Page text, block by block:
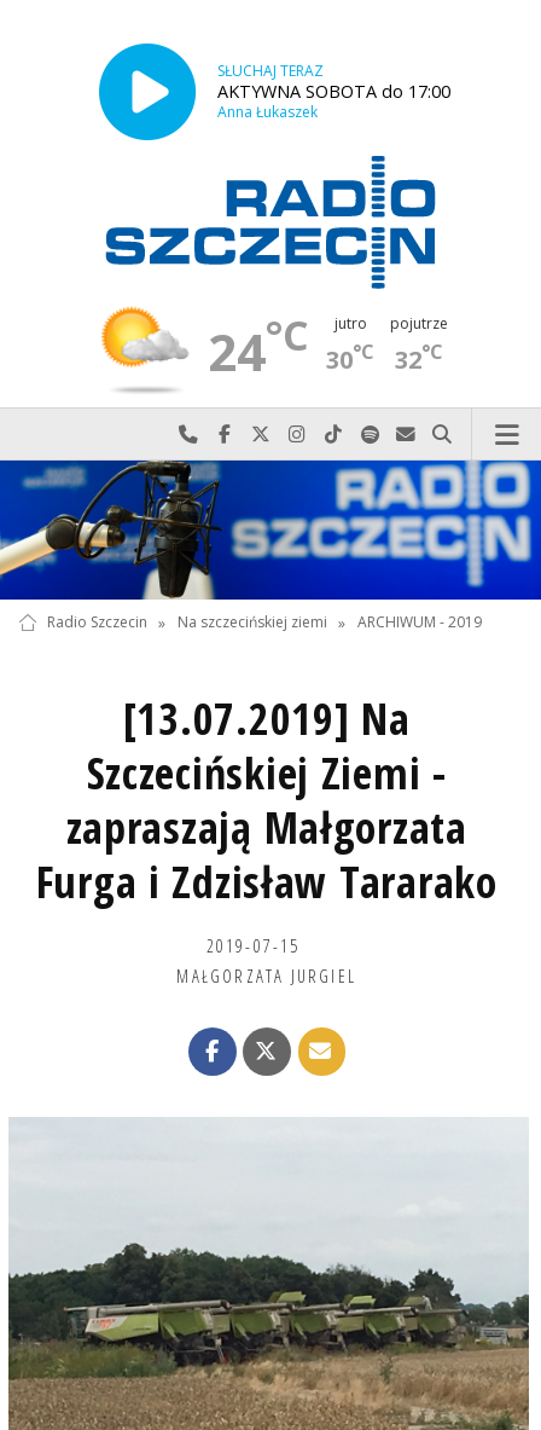
SŁUCHAJ TERAZ
AKTYWNA SOBOTA do 17:00
Anna Łukaszek
24°C jutro
30°C
pojutrze
32°C
Najlepiej po prostu do nas zadzwoń
Odwiedź nas na Facebook-u
Odwiedź nas na X
Odwiedź nas na Instagram-ie
Odwiedź nas na TikTok-u
Szukaj nas na Spotify
Wyślij do nas
Szukaj
Radio Szczecin » Na szczecińskiej ziemi » ARCHIWUM - 2019
[13.07.2019] Na
Szczecińskiej Ziemi -
zapraszają Małgorzata
Furga i Zdzisław Tararako
2019-07-15
MAŁGORZATA JURGIEL